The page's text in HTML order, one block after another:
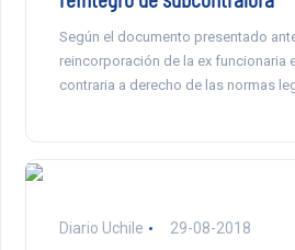
Según el documento presentado
reincorporación de la ex funcionaria
contraria a derecho de las normas
Diario Uchile 29-08-2018